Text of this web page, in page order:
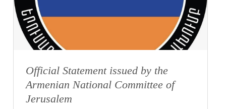
Official Statement issued by the
Armenian National Committee of
Jerusalem